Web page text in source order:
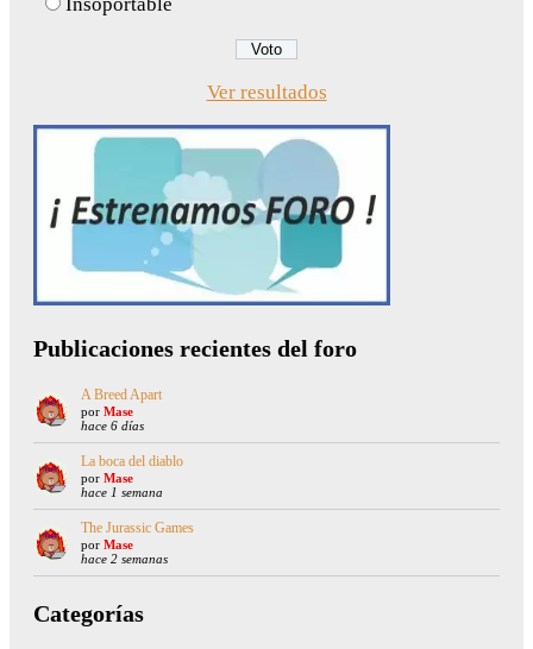
Insoportable
Ver resultados
Publicaciones recientes del foro
A Breed Apart
por Mase
hace 6 días
La boca del diablo
por Mase
hace 1 semana
The Jurassic Games
por Mase
hace 2 semanas
Categorías